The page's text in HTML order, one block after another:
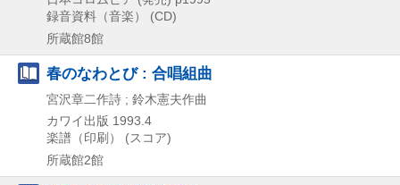
録音資料（音楽） (CD)
所蔵館8館
春のなわとび : 合唱組曲
宮沢章二作詩 ; 鈴木憲夫作曲
カワイ出版 1993.4
楽譜（印刷） (スコア)
所蔵館2館